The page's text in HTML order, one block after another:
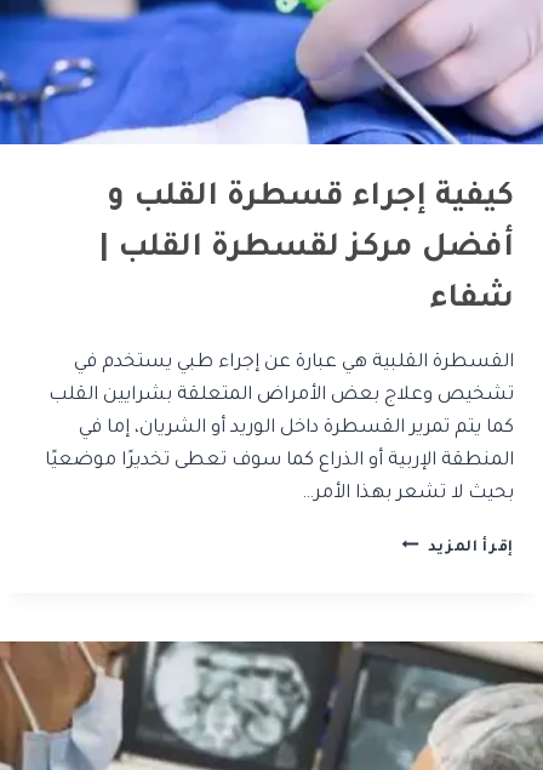
كيفية إجراء قسطرة القلب و
أفضل مركز لقسطرة القلب |
شفاء
القسطرة القلبية هي عبارة عن إجراء طبي يستخدم في
تشخيص وعلاج بعض الأمراض المتعلقة بشرايين القلب
كما يتم تمرير القسطرة داخل الوريد أو الشريان، إما في
المنطقة الإربية أو الذراع كما سوف تعطى تخديرًا موضعيًا
بحيث لا تشعر بهذا الأمر…
إقرأ المزيد